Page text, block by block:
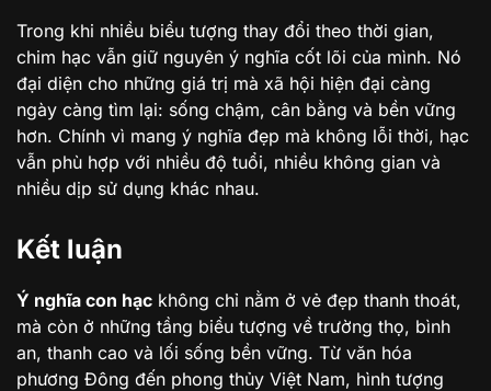
Trong khi nhiều biểu tượng thay đổi theo thời gian,
chim hạc vẫn giữ nguyên ý nghĩa cốt lõi của mình. Nó
đại diện cho những giá trị mà xã hội hiện đại càng
ngày càng tìm lại: sống chậm, cân bằng và bền vững
hơn. Chính vì mang ý nghĩa đẹp mà không lỗi thời, hạc
vẫn phù hợp với nhiều độ tuổi, nhiều không gian và
nhiều dịp sử dụng khác nhau.
Kết luận
Ý nghĩa con hạc không chỉ nằm ở vẻ đẹp thanh thoát,
mà còn ở những tầng biểu tượng về trường thọ, bình
an, thanh cao và lối sống bền vững. Từ văn hóa
phương Đông đến phong thủy Việt Nam, hình tượng